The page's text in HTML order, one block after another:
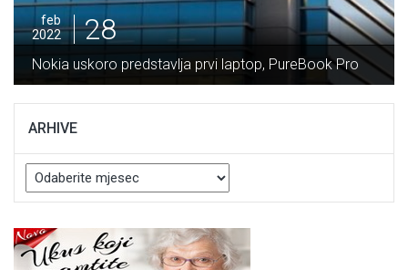
prvi laptop, PureBook Pro
28
Potpisan Ugovor za
Vranduk vrijedan 64
ARHIVE
Arhive